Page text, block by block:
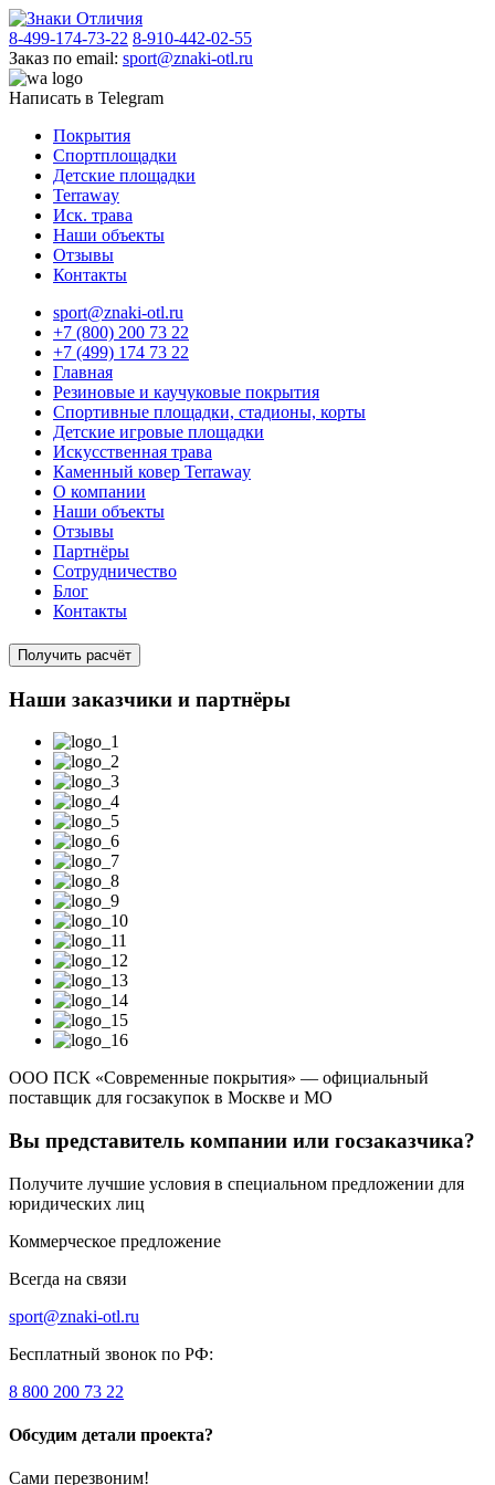
8-499-174-73-22 8-910-442-02-55
Заказ по email: sport@znaki-otl.ru
Написать в Telegram
Покрытия
Спортплощадки
Детские площадки
Terraway
Иск. трава
Наши объекты
Отзывы
Контакты
sport@znaki-otl.ru
+7 (800) 200 73 22
+7 (499) 174 73 22
Главная
Резиновые и каучуковые покрытия
Спортивные площадки, стадионы, корты
Детские игровые площадки
Искусственная трава
Каменный ковер Terraway
О компании
Наши объекты
Отзывы
Партнёры
Сотрудничество
Блог
Контакты
Получить расчёт
Наши заказчики и партнёры
ООО ПСК «Современные покрытия» — официальный
поставщик для госзакупок в Москве и МО
Вы представитель компании или госзаказчика?
Получите лучшие условия в специальном предложении для
юридических лиц
Коммерческое предложение
Всегда на связи
sport@znaki-otl.ru
Бесплатный звонок по РФ:
8 800 200 73 22
Обсудим детали проекта?
Сами перезвоним!